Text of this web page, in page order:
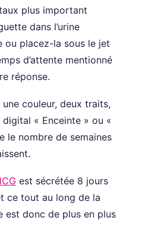
plus important
dans l’urine
ou placez-la sous le jet
d’attente mentionné
réponse.
couleur, deux traits,
« Enceinte » ou «
le nombre de semaines
est sécrétée 8 jours
ce tout au long de la
est donc de plus en plus